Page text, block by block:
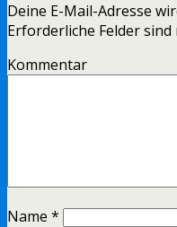
Deine E-Mail-Adresse
Erforderliche Felder sind
Kommentar
Name *